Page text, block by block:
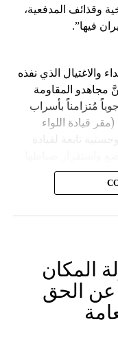
وقذائف المدفعية،
فيها”.
والاغتيال الذي نفذه
مجاهدو المقاومة
19-8-2024 هجوماً جوياً مُتزامناً بأسراب
قيادة اللواء
تابعة لقيادة
عدداً من القتلى
المكان
عن الحق